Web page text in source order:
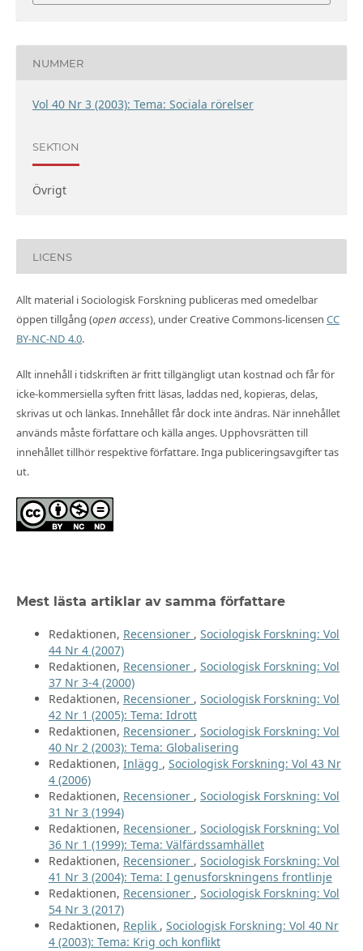
NUMMER
Vol 40 Nr 3 (2003): Tema: Sociala rörelser
SEKTION
Övrigt
LICENS
Allt material i Sociologisk Forskning publiceras med omedelbar
öppen tillgång (open access), under Creative Commons-licensen CC
BY-NC-ND 4.0.
Allt innehåll i tidskriften är fritt tillgängligt utan kostnad och får för
icke-kommersiella syften fritt läsas, laddas ned, kopieras, delas,
skrivas ut och länkas. Innehållet får dock inte ändras. När innehållet
används måste författare och källa anges. Upphovsrätten till
innehållet tillhör respektive författare. Inga publiceringsavgifter tas
ut.
Mest lästa artiklar av samma författare
Redaktionen, Recensioner , Sociologisk Forskning: Vol
44 Nr 4 (2007)
Redaktionen, Recensioner , Sociologisk Forskning: Vol
37 Nr 3-4 (2000)
Redaktionen, Recensioner , Sociologisk Forskning: Vol
42 Nr 1 (2005): Tema: Idrott
Redaktionen, Recensioner , Sociologisk Forskning: Vol
40 Nr 2 (2003): Tema: Globalisering
Redaktionen, Inlägg , Sociologisk Forskning: Vol 43 Nr
4 (2006)
Redaktionen, Recensioner , Sociologisk Forskning: Vol
31 Nr 3 (1994)
Redaktionen, Recensioner , Sociologisk Forskning: Vol
36 Nr 1 (1999): Tema: Välfärdssamhället
Redaktionen, Recensioner , Sociologisk Forskning: Vol
41 Nr 3 (2004): Tema: I genusforskningens frontlinje
Redaktionen, Recensioner , Sociologisk Forskning: Vol
54 Nr 3 (2017)
Redaktionen, Replik , Sociologisk Forskning: Vol 40 Nr
4 (2003): Tema: Krig och konflikt